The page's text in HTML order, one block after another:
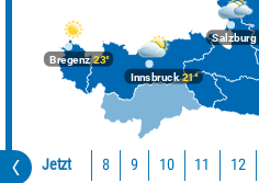
Bregenz23°
Innsbruck21°
Salzburg
Jetzt 8 9 10 11 12